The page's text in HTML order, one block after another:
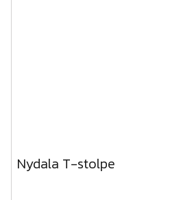
Nydala T-stolpe